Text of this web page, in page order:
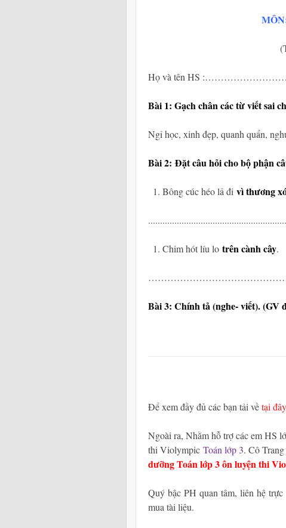
Họ và tên HS
Bài 1: Gạch chân các từ viết sai
Ngỉ học, xinh đẹp, quanh quẩn,
Bài 2: Đặt câu hỏi cho bộ phận
Bông cúc héo lả đi vì thương
Chim hót líu lo trên cành cây.
Bài 3: Chính tả (nghe- viết). (GV
Để xem đầy đủ các bạn tải vềtại đây
Ngoài ra, Nhằm hỗ trợ các em HS
thi Violympic Toán lớp 3. Cô
dưỡng Toán lớp 3 ôn luyện thi
Quý bậc PH quan tâm, liên hệ
mua tài liệu.